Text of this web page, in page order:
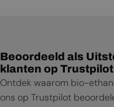
Beoordeeld als
klanten op Trustpilot
Ontdek waarom bio-
ons op Trustpilot